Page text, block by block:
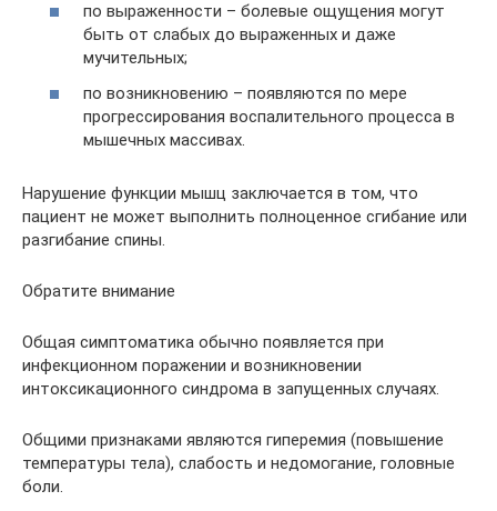
по выраженности – болевые ощущения могут
быть от слабых до выраженных и даже
мучительных;
по возникновению – появляются по мере
прогрессирования воспалительного процесса в
мышечных массивах.
Нарушение функции мышц заключается в том, что
пациент не может выполнить полноценное сгибание или
разгибание спины.
Обратите внимание
Общая симптоматика обычно появляется при
инфекционном поражении и возникновении
интоксикационного синдрома в запущенных случаях.
Общими признаками являются гиперемия (повышение
температуры тела), слабость и недомогание, головные
боли.